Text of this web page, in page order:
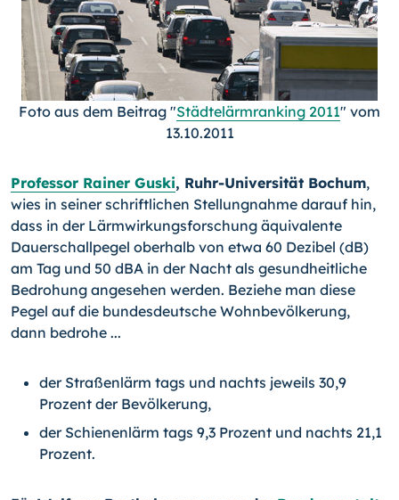
Foto aus dem Beitrag "Städtelärmranking 2011" vom
13.10.2011
Professor Rainer Guski, Ruhr-Universität Bochum,
wies in seiner schriftlichen Stellungnahme darauf hin,
dass in der Lärmwirkungsforschung äquivalente
Dauer­schallpegel oberhalb von etwa 60 Dezibel (dB)
am Tag und 50 dBA in der Nacht als gesundheitliche
Bedrohung angesehen werden. Beziehe man diese
Pegel auf die bundesdeutsche Wohnbevölkerung,
dann bedrohe ...
der Straßenlärm tags und nachts jeweils 30,9
Prozent der Bevölkerung,
der Schienenlärm tags 9,3 Prozent und nachts 21,1
Prozent.